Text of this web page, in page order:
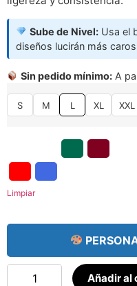
Sube de Nivel: Usa el
diseños lucirán más
Sin pedido mínimo: A
S M L XL XXL
Limpiar
Añadir al